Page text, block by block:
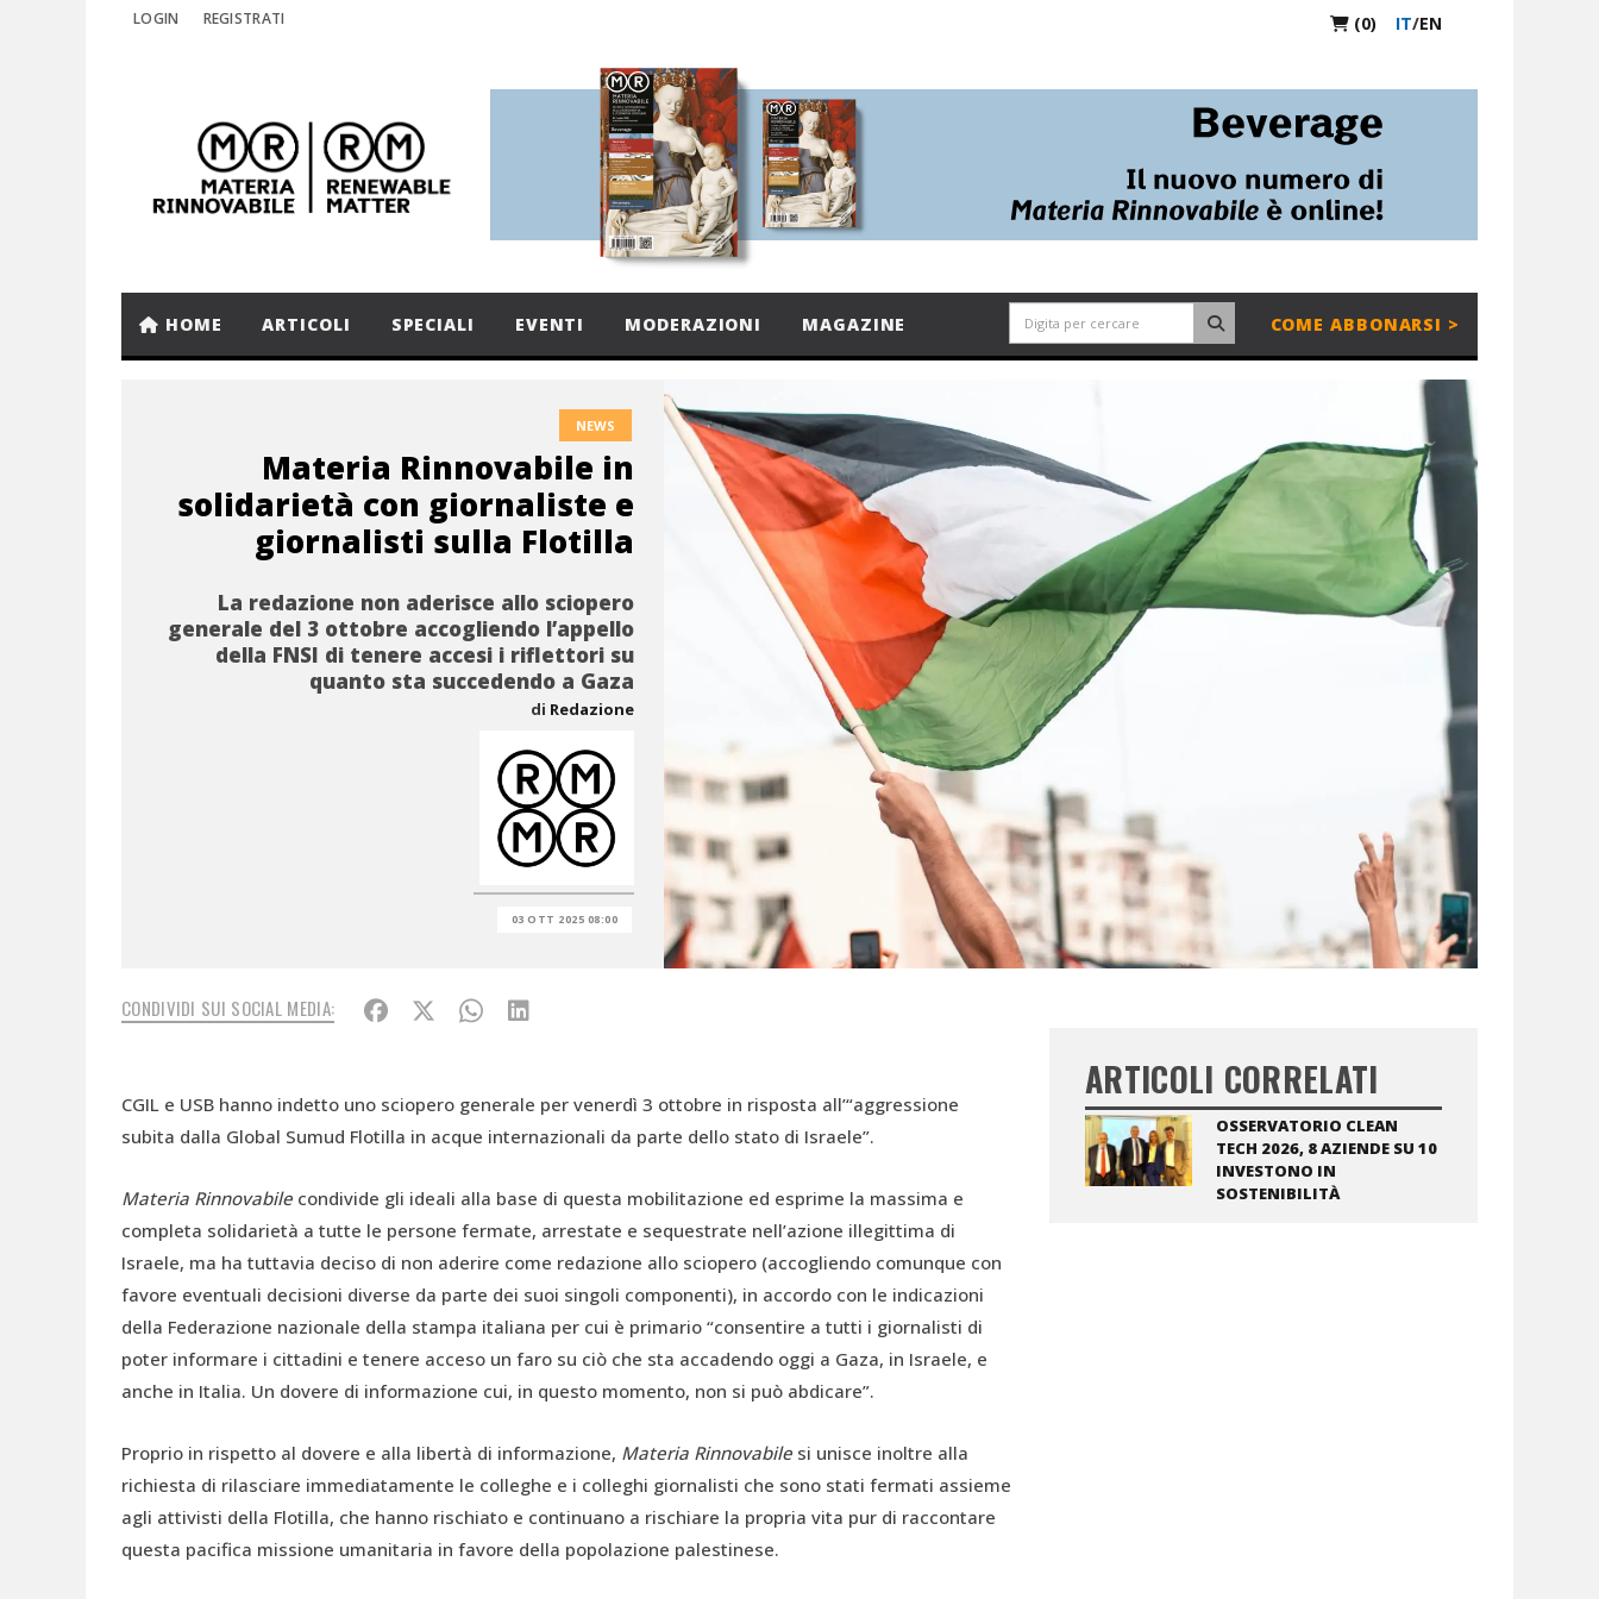
LOGIN REGISTRATI (0) IT/EN
HOME ARTICOLI SPECIALI EVENTI MODERAZIONI MAGAZINE COME ABBONARSI >
NEWS
Materia Rinnovabile in
solidarietà con giornaliste e
giornalisti sulla Flotilla
La redazione non aderisce allo sciopero
generale del 3 ottobre accogliendo l’appello
della FNSI di tenere accesi i riflettori su
quanto sta succedendo a Gaza
di Redazione
03 OTT 2025 08:00
CONDIVIDI SUI SOCIAL MEDIA:
CGIL e USB hanno indetto uno sciopero generale per venerdì 3 ottobre in risposta all’“aggressione
subita dalla Global Sumud Flotilla in acque internazionali da parte dello stato di Israele”.
Materia Rinnovabile condivide gli ideali alla base di questa mobilitazione ed esprime la massima e
completa solidarietà a tutte le persone fermate, arrestate e sequestrate nell’azione illegittima di
Israele, ma ha tuttavia deciso di non aderire come redazione allo sciopero (accogliendo comunque con
favore eventuali decisioni diverse da parte dei suoi singoli componenti), in accordo con le indicazioni
della Federazione nazionale della stampa italiana per cui è primario “consentire a tutti i giornalisti di
poter informare i cittadini e tenere acceso un faro su ciò che sta accadendo oggi a Gaza, in Israele, e
anche in Italia. Un dovere di informazione cui, in questo momento, non si può abdicare”.
Proprio in rispetto al dovere e alla libertà di informazione, Materia Rinnovabile si unisce inoltre alla
richiesta di rilasciare immediatamente le colleghe e i colleghi giornalisti che sono stati fermati assieme
agli attivisti della Flotilla, che hanno rischiato e continuano a rischiare la propria vita pur di raccontare
questa pacifica missione umanitaria in favore della popolazione palestinese.
ARTICOLI CORRELATI
OSSERVATORIO CLEAN
TECH 2026, 8 AZIENDE SU 10
INVESTONO IN
SOSTENIBILITÀ